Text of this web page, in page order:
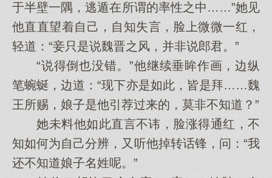
于半壁一隅，逃遁在所谓的率性之中……”她见
他直直望着自己，自知失言，脸上微微一红，
轻道：“妾只是说魏晋之风，并非说郎君。”
“说得倒也没错。”他继续垂眸作画，边纵
笔蜿蜒，边道：“现下亦是如此，皆是拜……魏
王所赐，娘子是他引荐过来的，莫非不知道？”
她未料他如此直言不讳，脸涨得通红，不
知如何为自己分辨，又听他掉转话锋，问：“我
还不知道娘子名姓呢。”